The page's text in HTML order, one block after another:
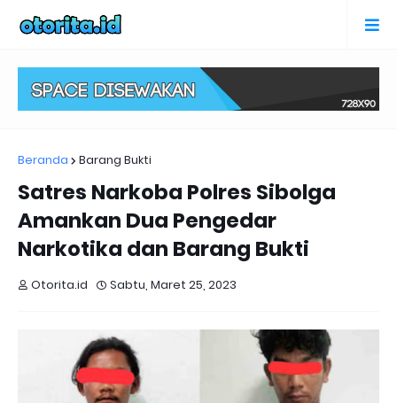
Beranda Barang Bukti
Satres Narkoba Polres Sibolga
Amankan Dua Pengedar
Narkotika dan Barang Bukti
Otorita.id Sabtu, Maret 25, 2023